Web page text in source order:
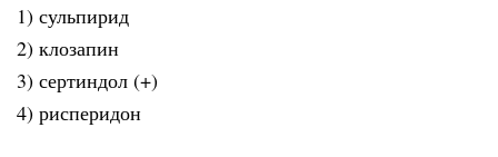
1) сульпирид
2) клозапин
3) сертиндол (+)
4) рисперидон